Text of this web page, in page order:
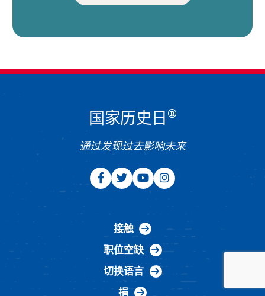
国家历史日 ®
通过发现过去影响未来
接触
职位空缺
切换语言
捐